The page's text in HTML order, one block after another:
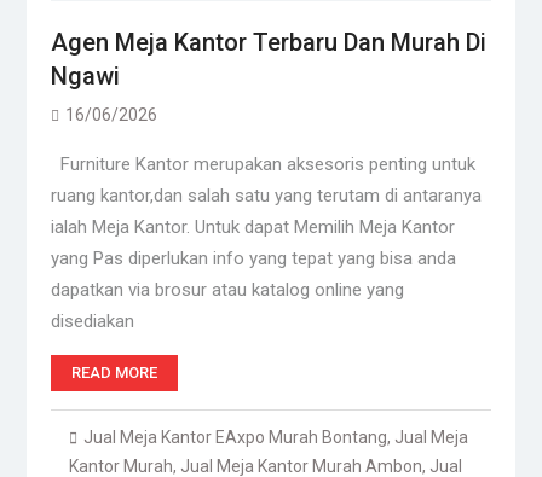
Agen Meja Kantor Terbaru Dan Murah Di
Ngawi
16/06/2026
Furniture Kantor merupakan aksesoris penting untuk
ruang kantor,dan salah satu yang terutam di antaranya
ialah Meja Kantor. Untuk dapat Memilih Meja Kantor
yang Pas diperlukan info yang tepat yang bisa anda
dapatkan via brosur atau katalog online yang
disediakan
READ MORE
Jual Meja Kantor EAxpo Murah Bontang, Jual Meja
Kantor Murah, Jual Meja Kantor Murah Ambon, Jual